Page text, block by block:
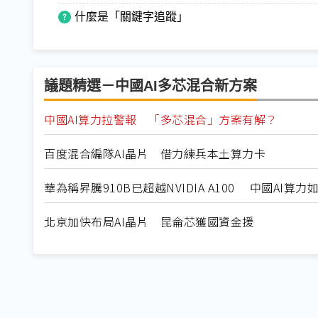
什麼是「關鍵字追蹤」
議題精選－中國AI多芯混合新方案
中國AI算力拉警報 「多芯混合」方案有解？
百度混合編隊AI晶片 借力練兵本土算力卡
華為稱昇騰910B已超越NVIDIA A100 中國AI算力
北京加快布局AI晶片 昆侖芯獲國資金援